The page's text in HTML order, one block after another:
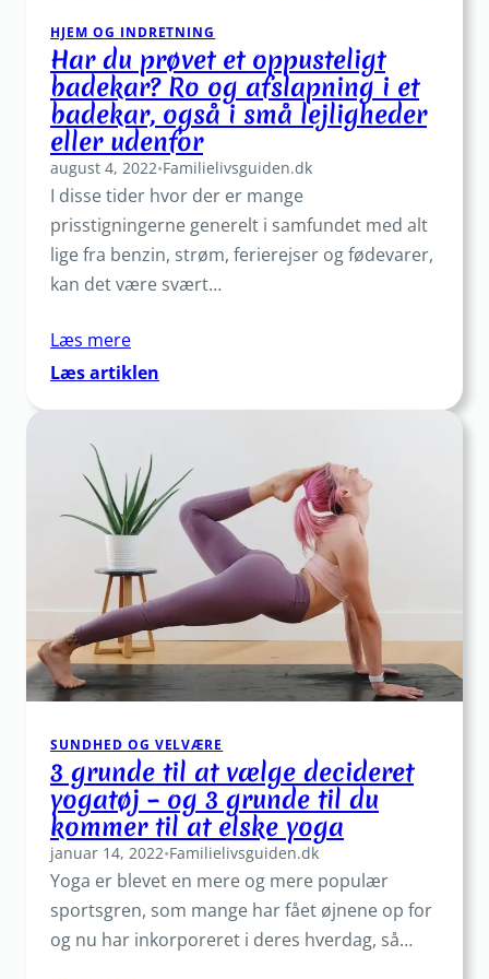
HJEM OG INDRETNING
Har du prøvet et oppusteligt
badekar? Ro og afslapning i et
badekar, også i små lejligheder
eller udenfor
august 4, 2022•Familielivsguiden.dk
I disse tider hvor der er mange
prisstigningerne generelt i samfundet med alt
lige fra benzin, strøm, ferierejser og fødevarer,
kan det være svært…
Læs mere
Læs artiklen
oppusteligt
badekar?
afslapning
i
et
badekar,
i
små
lejligheder
eller
udenfor
SUNDHED OG VELVÆRE
3 grunde til at vælge decideret
yogatøj – og 3 grunde til du
kommer til at elske yoga
januar 14, 2022•Familielivsguiden.dk
Yoga er blevet en mere og mere populær
sportsgren, som mange har fået øjnene op for
og nu har inkorporeret i deres hverdag, så…